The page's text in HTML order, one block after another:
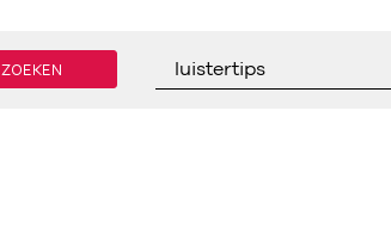
ZOEKEN luistertips